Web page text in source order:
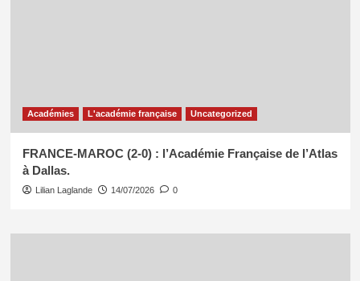
Académies L'académie française Uncategorized
FRANCE-MAROC (2-0) : l’Académie Française de l’Atlas
à Dallas.
Lilian Laglande 14/07/2026 0